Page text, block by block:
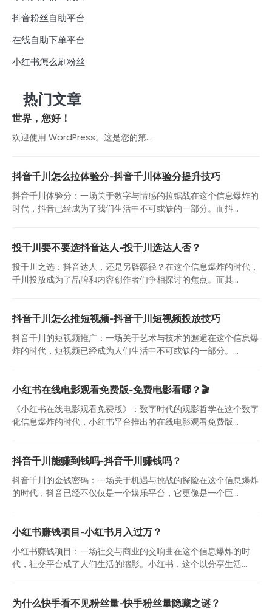
抖音粉丝自助平台
在线自助下单平台
小红书怎么刷粉丝
热门文章
世界，您好！
欢迎使用 WordPress。这是您的第…
抖音千川怎么拉体验分-抖音千川体验分提升技巧
抖音千川体验分：一场关于数字与情感的拉锯战在这个信息爆炸的
时代，抖音已经成为了我们生活中不可或缺的一部分。而抖...
投千川要不要选抖音达人-投千川选达人否？
投千川之选：抖音达人，还是另辟蹊径？在这个信息爆炸的时代，
千川投放成为了品牌和内容创作者们争相探讨的焦点。而其...
抖音千川怎么推短视频-抖音千川短视频投放技巧
抖音千川的短视频推广：一场关于艺术与技术的邂逅在这个信息爆
炸的时代，短视频已经成为人们生活中不可或缺的一部分。...
小红书在线电影观看免费版-免费电影看哪？🎬
《小红书在线电影观看免费版》：数字时代的观影哲学在这个数字
化信息爆炸的时代，小红书平台推出的在线电影观看免费版...
抖音千川能赚到钱吗-抖音千川赚钱吗？
抖音千川的金钱密码：一场关于机遇与挑战的探险在这个信息爆炸
的时代，抖音已经不仅仅是一个娱乐平台，它更像是一个巨...
小红书赚钱项目-小红书月入过万？
小红书赚钱项目：一场社交与商业的交响曲在这个信息爆炸的时
代，社交平台成了人们生活的缩影。小红书，这个以分享生活...
为什么快手看不见粉丝量-快手粉丝量隐藏之谜？